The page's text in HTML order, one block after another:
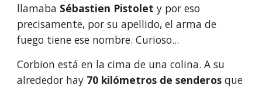
llamaba Sébastien Pistolet y por eso
precisamente, por su apellido, el arma de
fuego tiene ese nombre. Curioso...
Corbion está en la cima de una colina. A su
alrededor hay 70 kilómetros de senderos que